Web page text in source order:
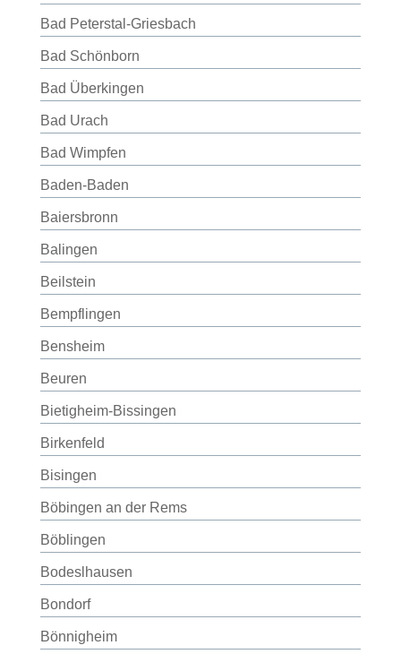
Bad Peterstal-Griesbach
Bad Schönborn
Bad Überkingen
Bad Urach
Bad Wimpfen
Baden-Baden
Baiersbronn
Balingen
Beilstein
Bempflingen
Bensheim
Beuren
Bietigheim-Bissingen
Birkenfeld
Bisingen
Böbingen an der Rems
Böblingen
Bodeslhausen
Bondorf
Bönnigheim